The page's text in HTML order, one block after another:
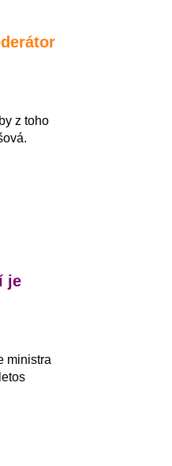
z toho
je
ministra